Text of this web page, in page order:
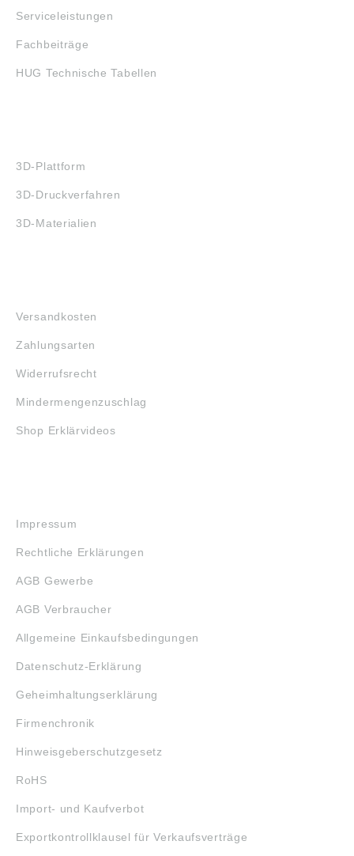
Serviceleistungen
Fachbeiträge
HUG Technische Tabellen
3D-Plattform
3D-Druckverfahren
3D-Materialien
Versandkosten
Zahlungsarten
Widerrufsrecht
Mindermengenzuschlag
Shop Erklärvideos
Impressum
Rechtliche Erklärungen
AGB Gewerbe
AGB Verbraucher
Allgemeine Einkaufsbedingungen
Datenschutz-Erklärung
Geheimhaltungserklärung
Firmenchronik
Hinweisgeberschutzgesetz
RoHS
Import- und Kaufverbot
Exportkontrollklausel für Verkaufsverträge